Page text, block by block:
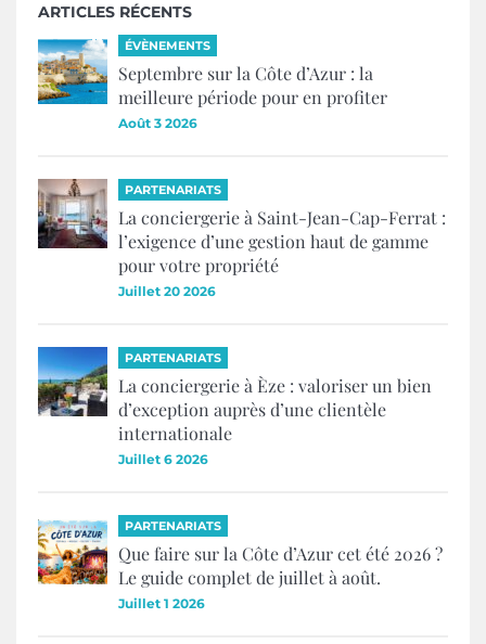
ARTICLES RÉCENTS
ÉVÈNEMENTS
Septembre sur la Côte d’Azur : la
meilleure période pour en profiter
Août 3 2026
PARTENARIATS
La conciergerie à Saint-Jean-Cap-Ferrat :
l’exigence d’une gestion haut de gamme
pour votre propriété
Juillet 20 2026
PARTENARIATS
La conciergerie à Èze : valoriser un bien
d’exception auprès d’une clientèle
internationale
Juillet 6 2026
PARTENARIATS
Que faire sur la Côte d’Azur cet été 2026 ?
Le guide complet de juillet à août.
Juillet 1 2026